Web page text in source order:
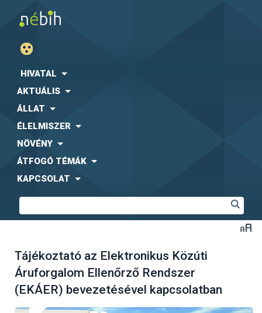
HIVATAL
AKTUÁLIS
ÁLLAT
ÉLELMISZER
NÖVÉNY
ÁTFOGÓ TÉMÁK
KAPCSOLAT
Tájékoztató az Elektronikus Közúti
Áruforgalom Ellenőrző Rendszer
(EKÁER) bevezetésével kapcsolatban